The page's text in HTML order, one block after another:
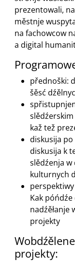
prezentowali,
městnje
na fachowcow
a digital
přednoški:
šěsć
kaž tež
diskusija
diskusija k
slědźenja
kulturnych
Kak póńdźe
nadźěłanje
projekty
projekty: